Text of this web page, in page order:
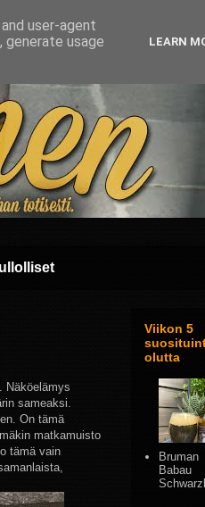
Näköelämys
sameaksi.
On tämä
matkamuisto
tämä vain
Viikon 5
olutta
Bruman
Babau
user-agent
usage
LEARN